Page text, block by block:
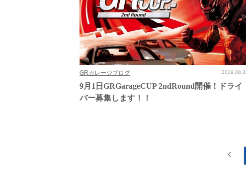
GRガレージブログ
9月1日GRGarageCUP 2ndRound開催！ドライ
バー募集します！！